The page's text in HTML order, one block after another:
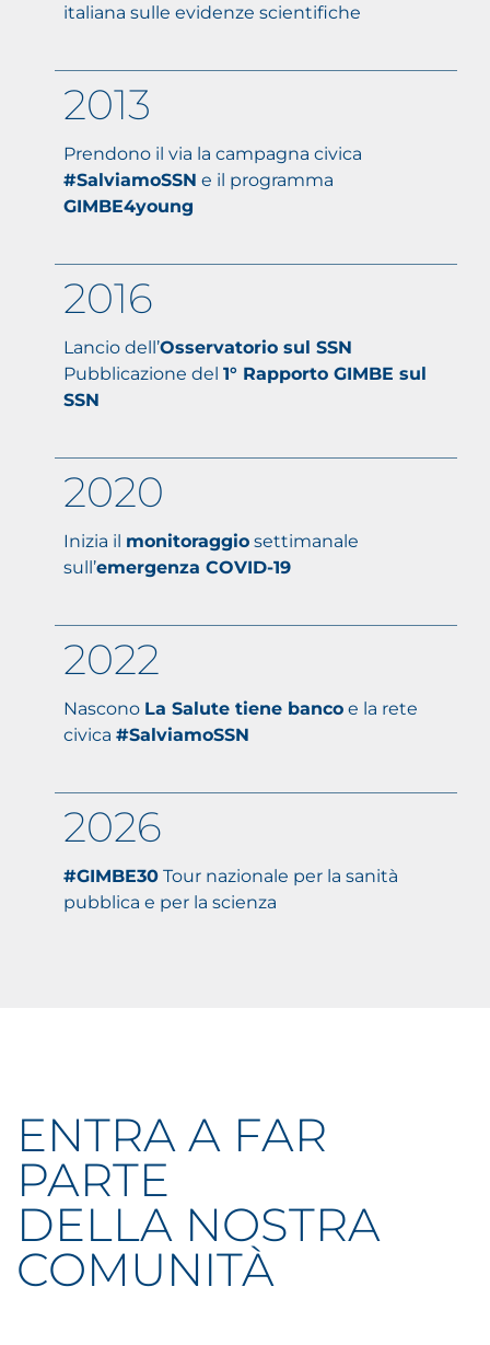
italiana sulle evidenze scientifiche
2013
Prendono il via la campagna civica
#SalviamoSSN e il programma
GIMBE4young
2016
Lancio dell’Osservatorio sul SSN
Pubblicazione del 1° Rapporto GIMBE sul
SSN
2020
Inizia il monitoraggio settimanale
sull’emergenza COVID-19
2022
Nascono La Salute tiene banco e la rete
civica #SalviamoSSN
2026
#GIMBE30 Tour nazionale per la sanità
pubblica e per la scienza
ENTRA A FAR
PARTE
DELLA NOSTRA
COMUNITÀ